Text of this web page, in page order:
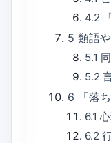
4.2
5類語
5.1
5.2
6 「落
6.1
6.2